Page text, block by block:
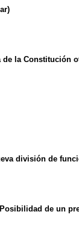
la Constitución
división de
de un